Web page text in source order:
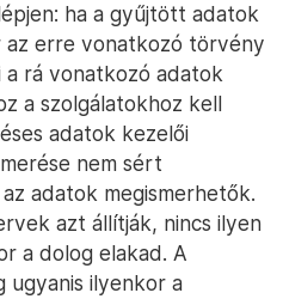
ha a gyűjtött adatok
erre vonatkozó törvény
rá vonatkozó adatok
a szolgálatokhoz kell
adatok kezelői
nem sért
adatok megismerhetők.
azt állítják, nincs ilyen
a dolog elakad. A
ugyanis ilyenkor a